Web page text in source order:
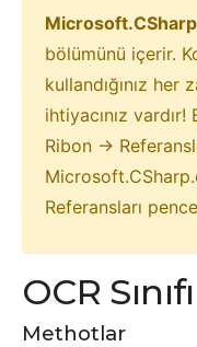
bölümünü içerir.
kullandığınız her
ihtiyacınız
Ribon ->
Referansları
OCR Sınıfı
Methotlar